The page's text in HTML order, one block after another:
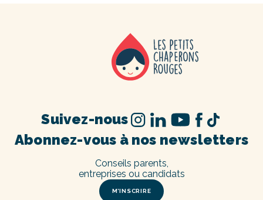
Abonnez-vous à nos newsletters
M’INSCRIRE
Conseils parents,
entreprises ou candidats
Suivez-nous